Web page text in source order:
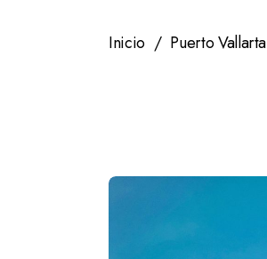
Inicio
Puerto Vallarta